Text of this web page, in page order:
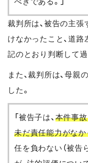
裁判所は、被告の主
けなかったこと、道
記のとおり判断して
また、裁判所は、母
した。
「被告子は、 本件事
未だ責任能力がなか
任を負わない（被告